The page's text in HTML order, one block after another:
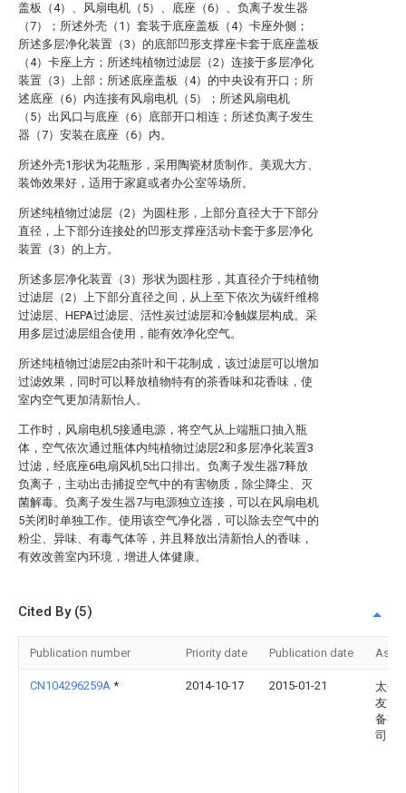
盖板（4）、风扇电机（5）、底座（6）、负离子发生器
（7）；所述外壳（1）套装于底座盖板（4）卡座外侧；
所述多层净化装置（3）的底部凹形支撑座卡套于底座盖板
（4）卡座上方；所述纯植物过滤层（2）连接于多层净化
装置（3）上部；所述底座盖板（4）的中央设有开口；所
述底座（6）内连接有风扇电机（5）；所述风扇电机
（5）出风口与底座（6）底部开口相连；所述负离子发生
器（7）安装在底座（6）内。
所述外壳1形状为花瓶形，采用陶瓷材质制作。美观大方、
装饰效果好，适用于家庭或者办公室等场所。
所述纯植物过滤层（2）为圆柱形，上部分直径大于下部分
直径，上下部分连接处的凹形支撑座活动卡套于多层净化
装置（3）的上方。
所述多层净化装置（3）形状为圆柱形，其直径介于纯植物
过滤层（2）上下部分直径之间，从上至下依次为碳纤维棉
过滤层、HEPA过滤层、活性炭过滤层和冷触媒层构成。采
用多层过滤层组合使用，能有效净化空气。
所述纯植物过滤层2由茶叶和干花制成，该过滤层可以增加
过滤效果，同时可以释放植物特有的茶香味和花香味，使
室内空气更加清新怡人。
工作时，风扇电机5接通电源，将空气从上端瓶口抽入瓶
体，空气依次通过瓶体内纯植物过滤层2和多层净化装置3
过滤，经底座6电扇风机5出口排出。负离子发生器7释放
负离子，主动出击捕捉空气中的有害物质，除尘降尘、灭
菌解毒。负离子发生器7与电源独立连接，可以在风扇电机
5关闭时单独工作。使用该空气净化器，可以除去空气中的
粉尘、异味、有毒气体等，并且释放出清新怡人的香味，
有效改善室内环境，增进人体健康。
Cited By (5)
Publication number Priority date Publication date
CN104296259A * 2014-10-17 2015-01-21
太仓
友空
备有
司